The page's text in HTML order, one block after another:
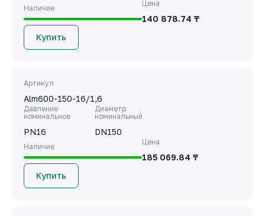
Наличие
Цена
140 878.74 ₸
Купить
Артикул
Alm600-150-16/1,6
Давление
номинальное
PN16
Диаметр
номинальный
DN150
Наличие
Цена
185 069.84 ₸
Купить